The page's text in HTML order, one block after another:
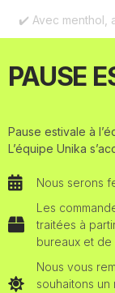
✔️ Avec menthol,
✔️Donne une
!
PAUSE
Pause estivale à
L’équipe Unika
Nous serons
Les
traitées à
bureaux et de
Nous vous
souhaitons